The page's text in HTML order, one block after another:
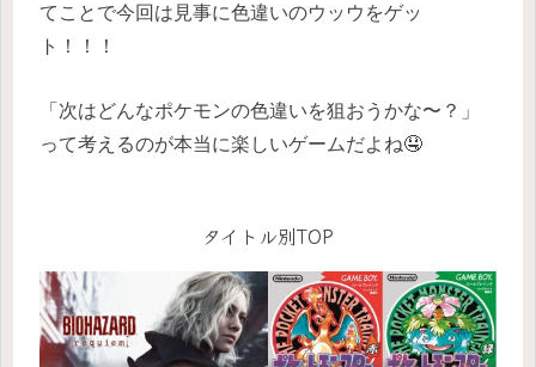
てことで今回は見事に色違いのウッウをゲッ
ト！！！
「次はどんなポケモンの色違いを狙おうかな〜？」
って考えるのが本当に楽しいゲームだよね🤤
タイトル別TOP